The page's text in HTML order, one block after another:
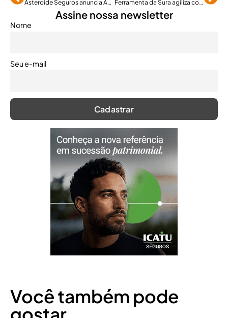
Asteroide Seguros anuncia Adam Schwegler para área comercial Ferramenta da Sura agiliza contratação no seguro transporte
Assine nossa newsletter
Nome
Seu e-mail
Você também pode